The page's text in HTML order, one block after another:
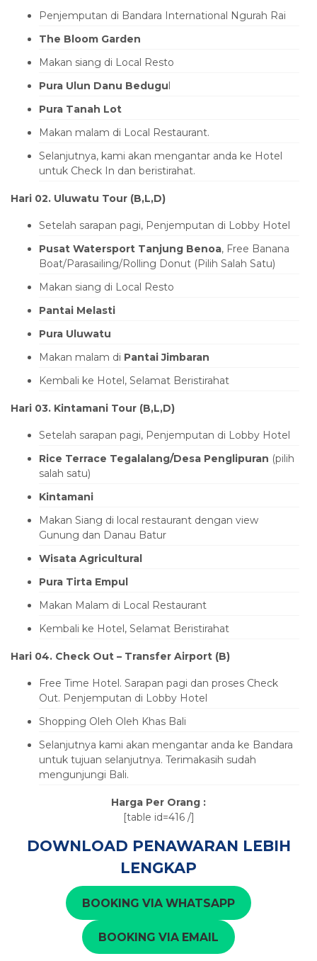
Penjemputan di Bandara International Ngurah Rai
The Bloom Garden
Makan siang di Local Resto
Pura Ulun Danu Bedugu
Pura Tanah Lot
Makan malam di Local Restaurant.
Selanjutnya, kami akan mengantar anda ke Hotel
untuk Check In dan beristirahat.
Hari 02. Uluwatu Tour (B,L,D)
Setelah sarapan pagi, Penjemputan di Lobby Hotel
Pusat Watersport Tanjung Benoa, Free Banana
Boat/Parasailing/Rolling Donut (Pilih Salah Satu)
Makan siang di Local Resto
Pantai Melasti
Pura Uluwatu
Makan malam di Pantai Jimbaran
Kembali ke Hotel, Selamat Beristirahat
Hari 03. Kintamani Tour (B,L,D)
Setelah sarapan pagi, Penjemputan di Lobby Hotel
Rice Terrace Tegalalang/Desa Penglipuran (pilih
salah satu)
Kintamani
Makan Siang di local restaurant dengan view
Gunung dan Danau Batur
Wisata Agricultural
Pura Tirta Empul
Makan Malam di Local Restaurant
Kembali ke Hotel, Selamat Beristirahat
Hari 04. Check Out – Transfer Airport (B)
Free Time Hotel. Sarapan pagi dan proses Check
Out. Penjemputan di Lobby Hotel
Shopping Oleh Oleh Khas Bali
Selanjutnya kami akan mengantar anda ke Bandara
untuk tujuan selanjutnya. Terimakasih sudah
mengunjungi Bali.
Harga Per Orang :
[table id=416 /]
DOWNLOAD PENAWARAN LEBIH
LENGKAP
BOOKING VIA WHATSAPP
BOOKING VIA EMAIL